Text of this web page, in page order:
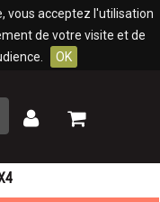
vous acceptez l'utilisation
de votre visite et de
OK
Rechercher
Mon
Mon